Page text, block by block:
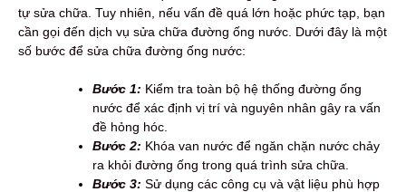
tự sửa chữa. Tuy nhiên, nếu vấn đề quá lớn hoặc phức tạp, bạn
cần gọi đến dịch vụ sửa chữa đường ống nước. Dưới đây là một
số bước để sửa chữa đường ống nước:
Bước 1: Kiểm tra toàn bộ hệ thống đường ống
nước để xác định vị trí và nguyên nhân gây ra vấn
đề hỏng hóc.
Bước 2: Khóa van nước để ngăn chặn nước chảy
ra khỏi đường ống trong quá trình sửa chữa.
Bước 3: Sử dụng các công cụ và vật liệu phù hợp